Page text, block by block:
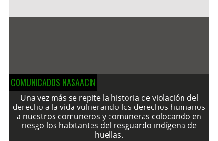
COMUNICADOS NASAACIN
Una vez más se repite la historia de violación del
derecho a la vida vulnerando los derechos humanos
a nuestros comuneros y comuneras colocando en
riesgo los habitantes del resguardo indígena de
huellas.